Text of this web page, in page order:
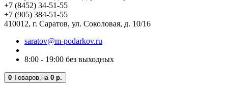
+7 (8452) 34-51-55
+7 (905) 384-51-55
410012, г. Саратов, ул. Соколовая, д. 10/16
saratov@m-podarkov.ru
8:00 - 19:00 без выходных
0 Tоваров, на 0 р.